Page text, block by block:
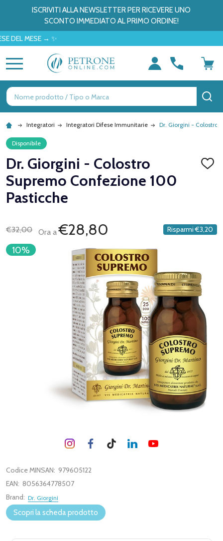
ISCRIVITI ALLA NEWSLETTER PER RICEVERE UNO
SCONTO IMMEDIATO AL PRIMO ORDINE!
→ ✨
Ricerca
Integratori Integratori Difese Immunitarie Dr. Giorgini - Colostro
Disponibile
Dr. Giorgini - Colostro
Supremo Confezione 100
Pasticche
€32,00 Ora a€28,80 Risparmi €3,20
10%
Codice MINSAN: 979605122
EAN: 8056364778507
Brand: Dr. Giorgini
Scopri la scheda prodotto